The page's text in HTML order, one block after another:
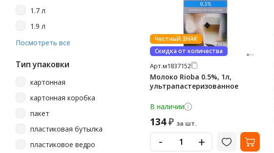
Брянский Молочный
Комбинат
Дар Гор
Деловой Стандарт
Домик В Деревне
Калория
Клевер
Клеверок
1.7 л
1.9 л
175 г
200 мл
500 мл
Посмотреть все
Тип упаковки
картонная
картонная коробка
пакет
пластиковая бутылка
пластиковое ведро
Честный ЗНАК
Скидка от количества
Арт.м1837152
Молоко Rioba 0.5%, 1л,
ультрапастеризованное
В наличии
134₽ за шт.
- +